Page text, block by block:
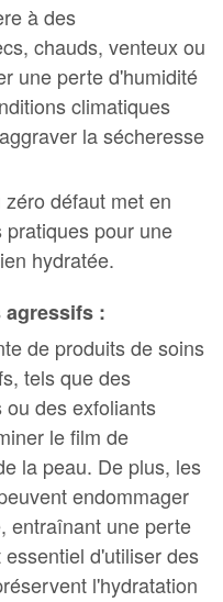
à des
chauds, venteux ou
une perte d'humidité
climatiques
la sécheresse
défaut met en
pour une
hydratée.
:
de produits de soins
tels que des
des exfoliants
le film de
la peau. De plus, les
endommager
entraînant une perte
d'utiliser des
l'hydratation